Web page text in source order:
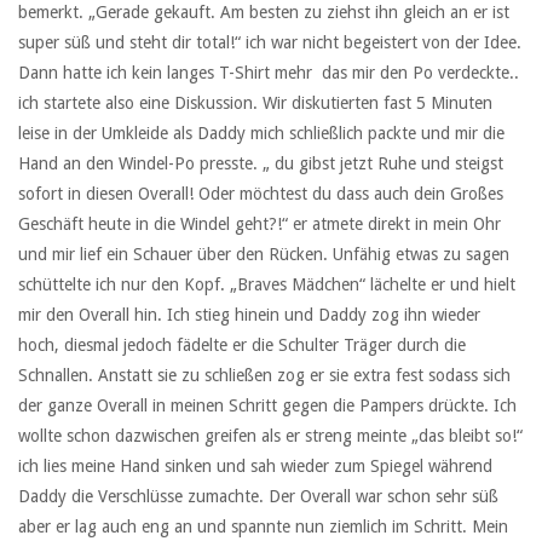
bemerkt. „Gerade gekauft. Am besten zu ziehst ihn gleich an er ist
super süß und steht dir total!“ ich war nicht begeistert von der Idee.
Dann hatte ich kein langes T-Shirt mehr das mir den Po verdeckte..
ich startete also eine Diskussion. Wir diskutierten fast 5 Minuten
leise in der Umkleide als Daddy mich schließlich packte und mir die
Hand an den Windel-Po presste. „ du gibst jetzt Ruhe und steigst
sofort in diesen Overall! Oder möchtest du dass auch dein Großes
Geschäft heute in die Windel geht?!“ er atmete direkt in mein Ohr
und mir lief ein Schauer über den Rücken. Unfähig etwas zu sagen
schüttelte ich nur den Kopf. „Braves Mädchen“ lächelte er und hielt
mir den Overall hin. Ich stieg hinein und Daddy zog ihn wieder
hoch, diesmal jedoch fädelte er die Schulter Träger durch die
Schnallen. Anstatt sie zu schließen zog er sie extra fest sodass sich
der ganze Overall in meinen Schritt gegen die Pampers drückte. Ich
wollte schon dazwischen greifen als er streng meinte „das bleibt so!“
ich lies meine Hand sinken und sah wieder zum Spiegel während
Daddy die Verschlüsse zumachte. Der Overall war schon sehr süß
aber er lag auch eng an und spannte nun ziemlich im Schritt. Mein